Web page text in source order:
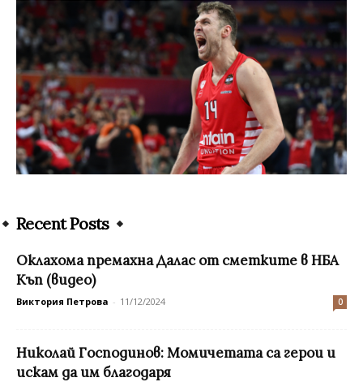
Recent Posts
Оклахома премахна Далас от сметките в НБА
Къп (видео)
Виктория Петрова - 11/12/2024 0
Николай Господинов: Момичетата са герои и
искам да им благодаря